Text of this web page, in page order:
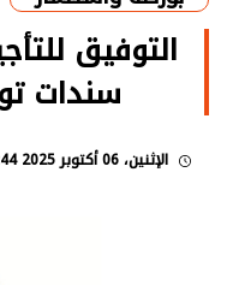
التوفيق
سندات
الإثنين، 06 أكتوبر 2025 02:44 م